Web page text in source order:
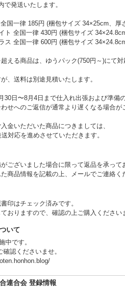
で発送いたします。
国一律 185円 (梱包サイズ 34×25cm、厚
ト 全国一律 430円 (梱包サイズ
ス 全国一律 600円 (梱包サイズ
超える商品は、ゆうパック(750円～)に
、送料は別途見積いたします。
30日〜8月4日まで仕入れ出張および準備の
せへのご返信が通常より遅くなる場合が
金いただいた商品につきましては、
対応を進めさせていただきます。
ございました場合に限って返品を承って
商品情報を記載の上、メールでご連絡く
印はチェック済みです。
おりますので、確認の上ご購入ください
いて
中です。
認くださいませ。
連合会 登録情報